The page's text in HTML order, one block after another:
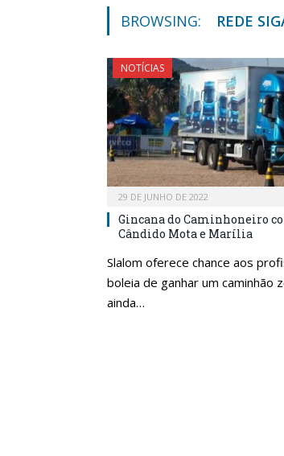
BROWSING: REDE
NOTÍCIAS
29 DE JUNHO DE 2022
Gincana do Caminhoneiro
Cândido Mota e Marília
Slalom oferece chance aos
boleia de ganhar um caminhão
ainda…